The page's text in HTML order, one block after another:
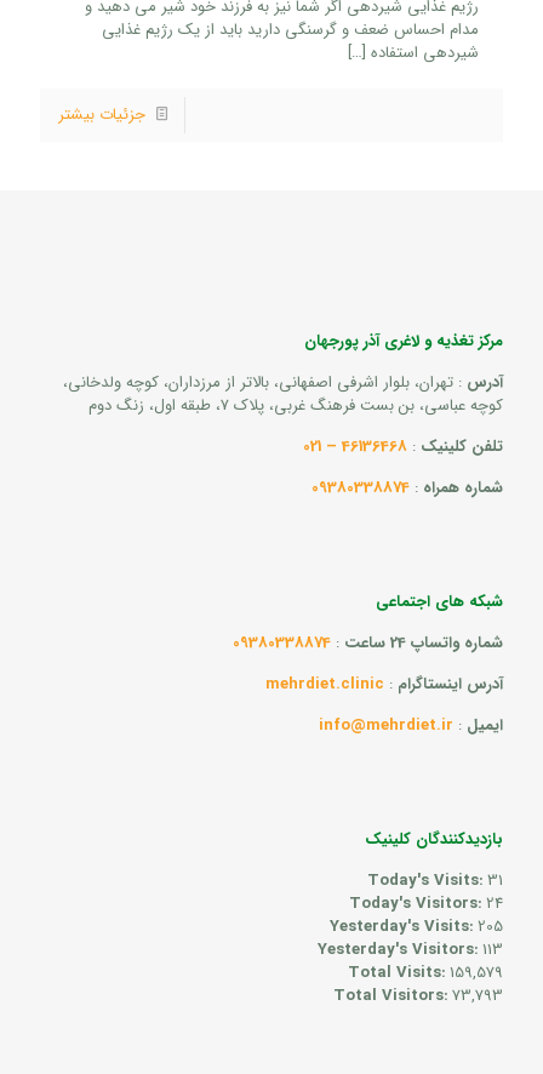
رژیم غذایی شیردهی اگر شما نیز به فرزند خود شیر می دهید و
مدام احساس ضعف و گرسنگی دارید باید از یک رژیم غذایی
شیردهی استفاده […]
جزئیات بیشتر
مرکز تغذیه و لاغری آذر پورجهان
آدرس : تهران، بلوار اشرفی اصفهانی، بالاتر از مرزداران، کوچه ولدخانی،
کوچه عباسی، بن بست فرهنگ غربی، پلاک 7، طبقه اول، زنگ دوم
تلفن کلینیک :
46136468 – 021
شماره همراه :
09380338874
شبکه های اجتماعی
شماره واتساپ 24 ساعت
:
09380338874
آدرس اینستاگرام :
mehrdiet.clinic
ایمیل :
info@mehrdiet.ir
بازدیدکنندگان کلینیک
Today's Visits:31
Today's Visitors:24
Yesterday's Visits:205
Yesterday's Visitors:113
Total Visits:159,579
Total Visitors:73,793